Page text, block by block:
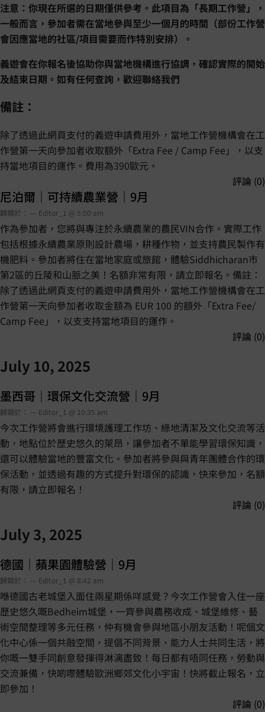
注意：你現在所選的日期僅供參考。此項目為「長期工作營」，
一般而言，參加者需在當地參與至少一個月的時間（部份工作營
會因應當地的社區/項目需要而作特別安排）。
義遊會在你報名後協助你與當地機構進行協調，確認實際的開始
及結束日期。如有任何查詢，歡迎聯絡我們
備註：
除了透過此網頁支付的義遊申請費用外，當地工作營機構會在工
作營第一天向參加者收取額外「Extra Fee / Camp Fee」，以支
持當地項目的運作。費用為390歐元。
評論 (0)
尼泊爾｜可持續農業營｜9月
歸類於： — Editor_1 @ 5:00 am
作為參加者，您將與專注於永續農業的農民VIN合作。實際工作
包括根據永續農業原則設計農場，耕種作物，並支持農民製作有
機肥料。參加者將住在當地家庭或旅館，體驗Siddhicharan市
第2區的丘陵和山脈之美！名額非常有限，請立即報名。備註：
除了透過此網頁支付的義遊申請費用外，當地工作營機構會在工
作營第一天向參加者收取金額為 EUR 100 的額外「Extra Fee/
Camp Fee」，以支支持當地項目的運作。
評論 (0)
July 10, 2025
墨西哥｜環保文化交流營｜9月
歸類於： — Editor_1 @ 10:35 am
今次工作營將會進行環境護理工作坊、綠地清潔及文化交流等活
動，地點位於歷史悠久的萊昂，讓參加者不單能學習環保知識，
還可以體驗當地的豐富文化。參加者將參與與青年團體合作的環
保活動，並透過有趣的方式提升對環保的認識，快來參加，名額
有限，請立即報名！
評論 (0)
July 3, 2025
德國｜蘋果園體驗營｜9月
歸類於： — Editor_1 @ 8:42 am
喺德國古老城堡入面住兩星期係咩感覺？今次工作營會入住一座
歷史悠久嘅Bedheim城堡，一齊參與農務收成、城堡維修、藝
術空間整理等多元任務，仲有機會參與地區小朋友活動！呢個文
化中心係一個共融空間，提倡不同背景、能力人士共同生活，將
你嘅一雙手同創意發揮得淋漓盡致！每日都有唔同任務，勞動與
交流兼備，快啲嚟體驗歐洲鄉郊文化小宇宙！快將截止報名，立
即參加！
評論 (0)